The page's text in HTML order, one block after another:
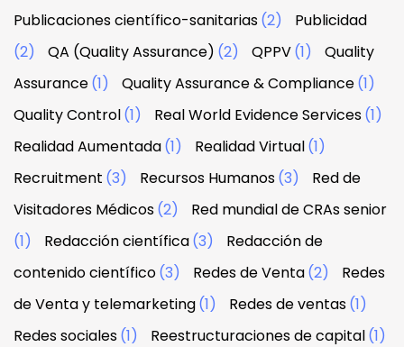
Publicaciones científico-sanitarias(2)
Publicidad
(2)
QA (Quality Assurance) (2) QPPV(1)
Quality
Assurance(1) Quality Assurance & Compliance(1)
Quality Control(1) Real World Evidence Services(1)
Realidad Aumentada(1) Realidad Virtual(1)
Recruitment (3) Recursos Humanos(3)
Red de
Visitadores Médicos(2)
Red mundial de CRAs senior
(1)
Redacción científica(3)
Redacción de
contenido científico(3) Redes de Venta(2)
Redes
de Venta y telemarketing(1) Redes de ventas(1)
Redes sociales(1) Reestructuraciones de capital(1)